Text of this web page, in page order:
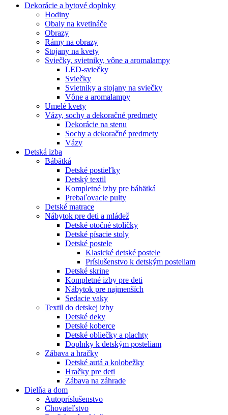
Dekorácie a bytové doplnky
Hodiny
Obaly na kvetináče
Obrazy
Rámy na obrazy
Stojany na kvety
Sviečky, svietniky, vône a aromalampy
LED-sviečky
Sviečky
Svietniky a stojany na sviečky
Vône a aromalampy
Umelé kvety
Vázy, sochy a dekoračné predmety
Dekorácie na stenu
Sochy a dekoračné predmety
Vázy
Detská izba
Bábätká
Detské postieľky
Detský textil
Kompletné izby pre bábätká
Prebaľovacie pulty
Detské matrace
Nábytok pre deti a mládež
Detské otočné stoličky
Detské písacie stoly
Detské postele
Klasické detské postele
Príslušenstvo k detským posteliam
Detské skrine
Kompletné izby pre deti
Nábytok pre najmenších
Sedacie vaky
Textil do detskej izby
Detské deky
Detské koberce
Detské obliečky a plachty
Doplnky k detským posteliam
Zábava a hračky
Detské autá a kolobežky
Hračky pre deti
Zábava na záhrade
Dielňa a dom
Autopríslušenstvo
Chovateľstvo